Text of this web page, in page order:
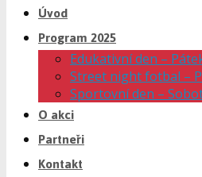
Úvod
Program 2025
Edukativní den –
Street night fotbal –
Sportovní den –
O akci
Partneři
Kontakt